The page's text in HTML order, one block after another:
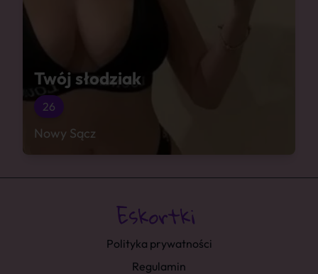
Twój słodziak
26
Nowy Sącz
Polityka prywatności
Regulamin